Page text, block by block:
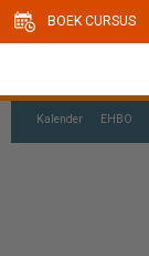
BOEK CURSUS
Kalender EHBO